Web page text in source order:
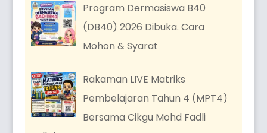
Program Dermasiswa B40
(DB40) 2026 Dibuka. Cara
Mohon & Syarat
Rakaman LIVE Matriks
Pembelajaran Tahun 4 (MPT4)
Bersama Cikgu Mohd Fadli